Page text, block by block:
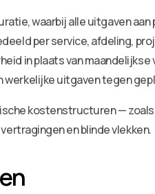
waarbij alle uitgaven
per service, afdeling,
in plaats van maandelijkse
uitgaven tegen
kostenstructuren —
en blinde vlekken.